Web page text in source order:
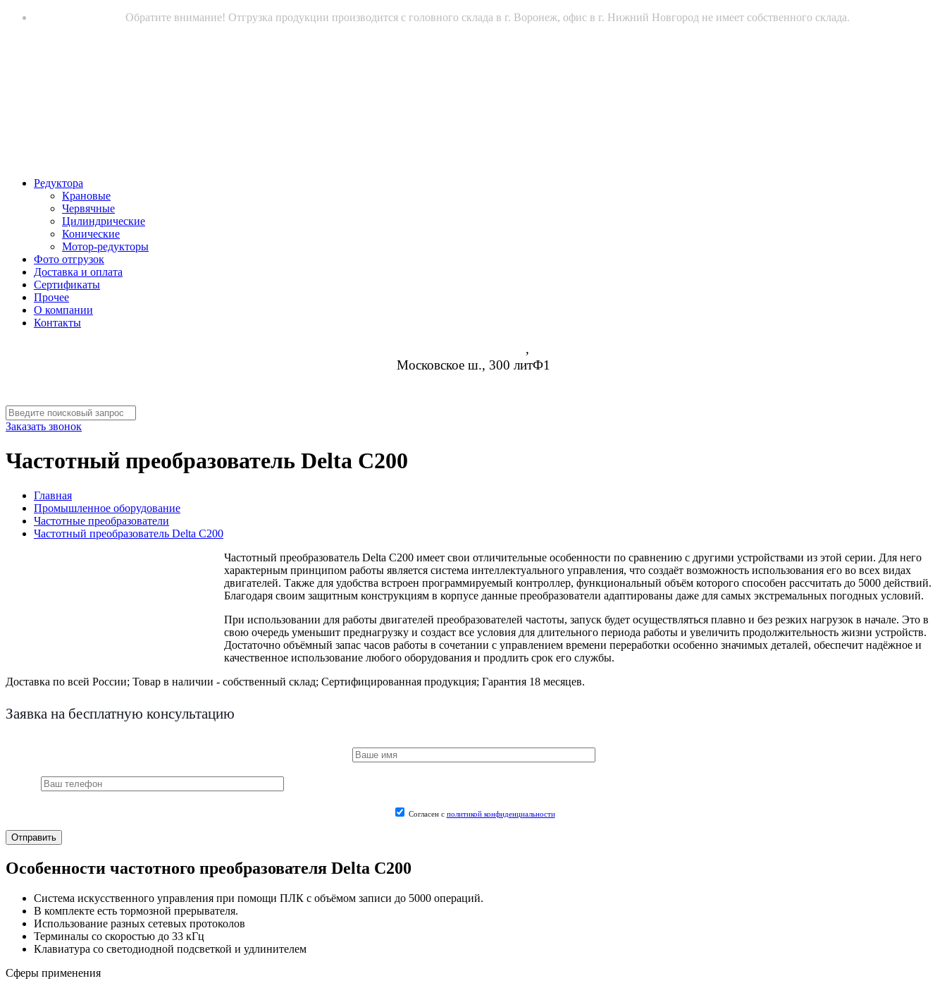
Обратите внимание! Отгрузка продукции производится с головного склада в г. Воронеж, офис в г. Нижний Новгород не имеет собственного склада.
Редуктора
Крановые
Червячные
Цилиндрические
Конические
Мотор-редукторы
Фото отгрузок
Доставка и оплата
Сертификаты
Прочее
О компании
Контакты
,
Московское ш., 300 литФ1
Заказать звонок
Частотный преобразователь Delta C200
Главная
Промышленное оборудование
Частотные преобразователи
Частотный преобразователь Delta C200
Частотный преобразователь Delta C200 имеет свои отличительные особенности по сравнению с другими устройствами из этой серии. Для него
характерным принципом работы является система интеллектуального управления, что создаёт возможность использования его во всех видах
двигателей. Также для удобства встроен программируемый контроллер, функциональный объём которого способен рассчитать до 5000 действий.
Благодаря своим защитным конструкциям в корпусе данные преобразователи адаптированы даже для самых экстремальных погодных условий.
При использовании для работы двигателей преобразователей частоты, запуск будет осуществляться плавно и без резких нагрузок в начале. Это в
свою очередь уменьшит преднагрузку и создаст все условия для длительного периода работы и увеличить продолжительность жизни устройств.
Достаточно объёмный запас часов работы в сочетании с управлением времени переработки особенно значимых деталей, обеспечит надёжное и
качественное использование любого оборудования и продлить срок его службы.
Доставка по всей России; Товар в наличии - собственный склад; Сертифицированная продукция; Гарантия 18 месяцев.
Заявка на бесплатную консультацию
Согласен с политикой конфиденциальности
Особенности частотного преобразователя Delta C200
Система искусственного управления при помощи ПЛК с объёмом записи до 5000 операций.
В комплекте есть тормозной прерывателя.
Использование разных сетевых протоколов
Терминалы со скоростью до 33 кГц
Клавиатура со светодиодной подсветкой и удлинителем
Сферы применения